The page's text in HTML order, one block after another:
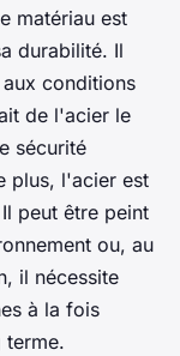
matériau est
durabilité. Il
conditions
de l'acier le
sécurité
plus, l'acier est
peut être peint
ou, au
il nécessite
à la fois
terme.